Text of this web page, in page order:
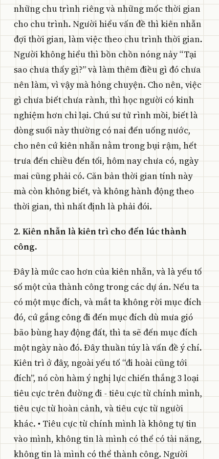
những chu trình riêng và những mốc thời gian
cho chu trình. Người hiểu vấn đề thì kiên nhẫn
đợi thời gian, làm việc theo chu trình thời gian.
Người không hiểu thì bồn chồn nóng nảy “Tại
sao chưa thấy gì?” và làm thêm điều gì đó chưa
nên làm, vì vậy mà hỏng chuyện. Cho nên, việc
gì chưa biết chưa rành, thì học người có kinh
nghiệm hơn chỉ lại. Chú sư tử rình mồi, biết là
dòng suối này thường có nai đến uống nước,
cho nên cứ kiên nhẫn nằm trong bụi rậm, hết
trưa đến chiều đến tối, hôm nay chưa có, ngày
mai cũng phải có. Căn bản thời gian tính này
mà còn không biết, và không hành động theo
thời gian, thì nhất định là phải đói.
2. Kiên nhẫn là kiên trì cho đến lúc thành
công.
Đây là mức cao hơn của kiên nhẫn, và là yếu tố
số một của thành công trong các dự án. Nếu ta
có một mục đích, và mắt ta không rời mục đích
đó, cứ gắng công đi đến mục đích dù mưa gió
bão bùng hay động đất, thì ta sẽ đến mục đích
một ngày nào đó. Đây thuần túy là vấn đề ý chí.
Kiên trì ở đây, ngoài yếu tố “đi hoài cũng tới
đích”, nó còn hàm ý nghị lực chiến thắng 3 loại
tiêu cực trên đường đi - tiêu cực từ chính mình,
tiêu cực từ hoàn cảnh, và tiêu cực từ người
khác. • Tiêu cực từ chính mình là không tự tin
vào mình, không tin là mình có thể có tài năng,
không tin là mình có thể thành công. Người